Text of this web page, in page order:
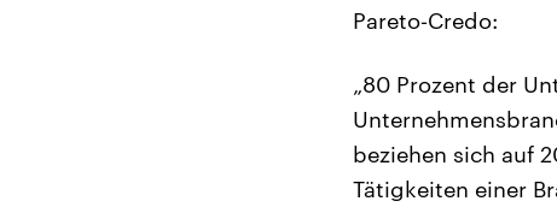
Pareto‑Credo:
„80 Prozent der
beziehen sich auf
Tätigkeiten einer